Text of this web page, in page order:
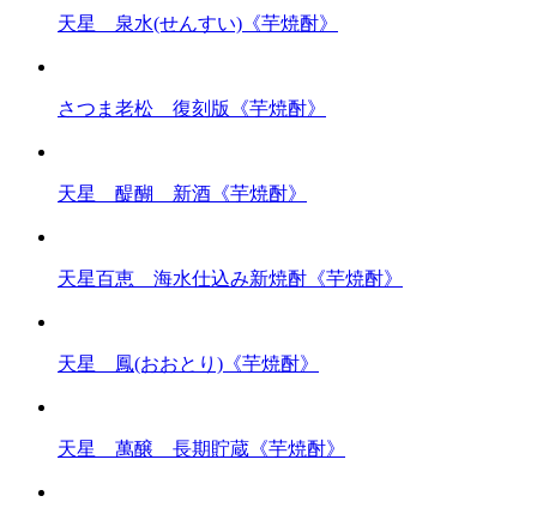
天星 泉水(せんすい)《芋焼酎》
さつま老松 復刻版《芋焼酎》
天星 醍醐 新酒《芋焼酎》
天星百恵 海水仕込み新焼酎《芋焼酎》
天星 鳳(おおとり)《芋焼酎》
天星 萬醸 長期貯蔵《芋焼酎》